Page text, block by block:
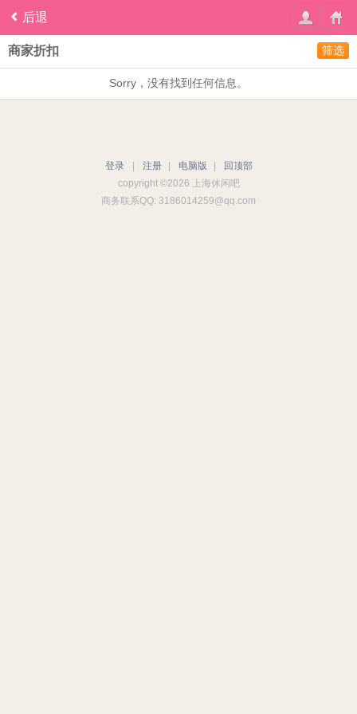
后退
筛选
商家折扣
Sorry，没有找到任何信息。
登录 注册 电脑版
回顶部
copyright ©2026 上海休闲吧
商务联系QQ: 3186014259@qq.com